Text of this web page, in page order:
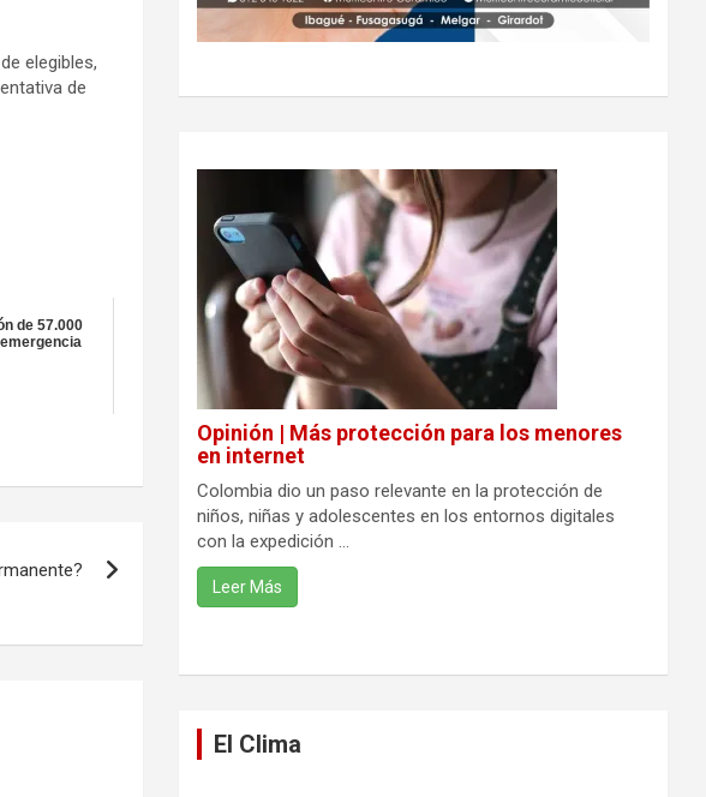
elegibles,
de
de 57.000
Opinión | Más protección para los menores
en internet
Colombia dio un paso relevante en la protección de
niños, niñas y adolescentes en los entornos digitales
con la expedición ...
Leer Más
El Clima